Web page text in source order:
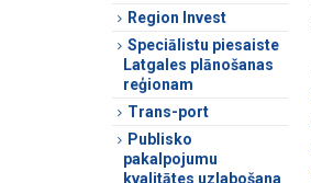
Region Invest
Speciālistu piesaiste
Latgales plānošanas
reģionam
Trans-port
Publisko
pakalpojumu
kvalitātes uzlabošana